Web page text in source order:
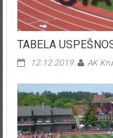
TABELA
12.12.2019. AK